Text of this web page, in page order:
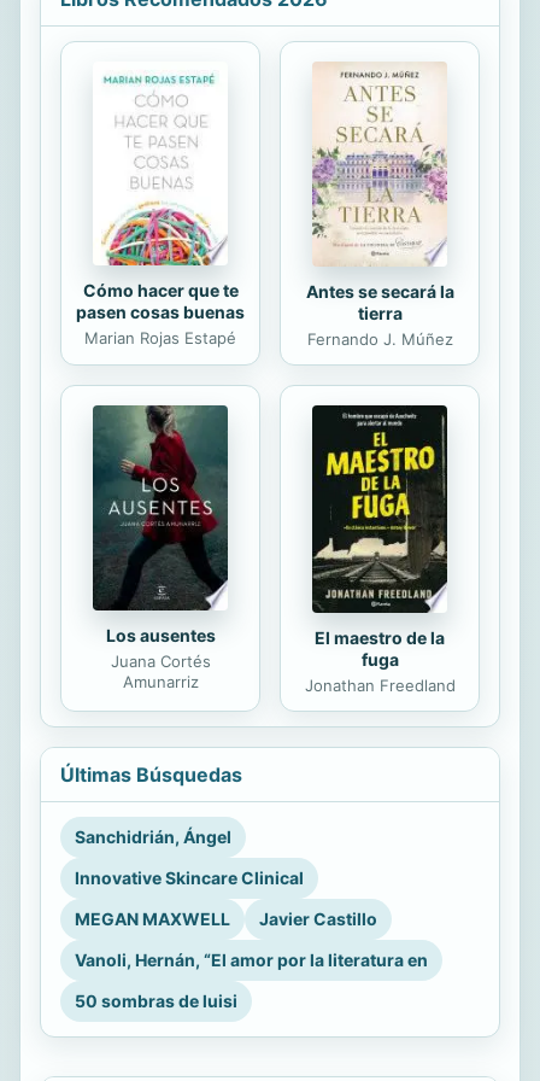
Por medio de un estudio etnográfico
original, El mall demuestra que los
hábitos de consumo son
determinantes en la definición de las
clases sociales en una ciudad
neoliberal. Así, este libro es de
consulta indispensable para los...
Cómo hacer que te
pasen cosas buenas
Marian Rojas Estapé
Antes se secará la
tierra
Fernando J. Múñez
Los ausentes
Juana Cortés
Amunarriz
El maestro de la
fuga
Jonathan Freedland
Últimas Búsquedas
Sanchidrián, Ángel
Innovative Skincare Clinical
MEGAN MAXWELL
Javier Castillo
Vanoli, Hernán, “El amor por la literatura en
50 sombras de luisi